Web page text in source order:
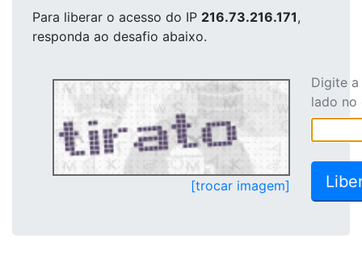
Para liberar o acesso do IP 216.73.216.171,
responda ao desafio abaixo.
[trocar imagem]
Digite
lado no